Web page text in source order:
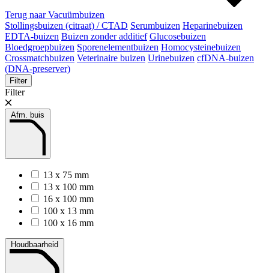
Terug naar Vacuümbuizen
Stollingsbuizen (citraat) / CTAD Serumbuizen Heparinebuizen
EDTA-buizen Buizen zonder additief Glucosebuizen
Bloedgroepbuizen Sporenelementbuizen Homocysteinebuizen
Crossmatchbuizen Veterinaire buizen Urinebuizen cfDNA-buizen
(DNA-preserver)
Filter
Filter
Afm. buis
13 x 75 mm
13 x 100 mm
16 x 100 mm
100 x 13 mm
100 x 16 mm
Houdbaarheid